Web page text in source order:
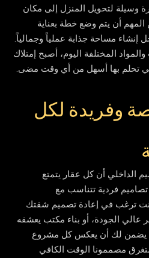
وسيلة لتحويل المنزل إلى مكان
أن يتم وضع خطة بعناية
إنشاء مساحة جذابة عملياً وجمالياً.
المختلفة اليوم، أصبح إمتلاك
تحلم بها أسهل من أي وقت مضى.
وفريدة لكل
الداخلي أن كل عقار يتمتع
فردية تتناسب مع
ترغب في إعادة تصميم شقتك
عالي الجودة، أو بناء مكتب يعشقه
يضمن لك أن يعكس كل مشروع
مصممونا الوقت الكافي